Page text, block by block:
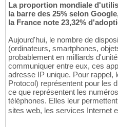
La proportion mondiale
la barre des 25% selon
la France note 23,32%
Aujourd'hui, le nombre de
(ordinateurs, smartphones,
probablement en milliards
communiquer entre eux, ces
adresse IP unique. Pour rappel,
Protocol) représentent pour les
ce que représentent les
téléphones. Elles leur
sites web, les services Internet